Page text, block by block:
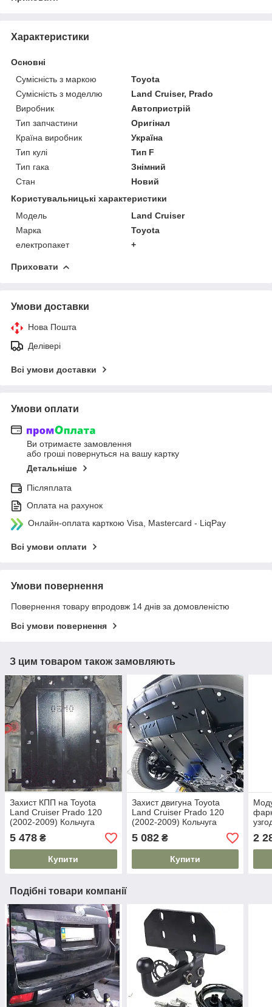
Характеристики
Основні
Сумісність з маркою
Toyota
Сумісність з моделлю
Land Cruiser, Prado
Виробник
Автопристрій
Тип запчастини
Оригінал
Країна виробник
Україна
Тип кулі
Тип F
Тип гака
Знімний
Стан
Новий
Користувальницькі характеристики
Модель
Land Cruiser
Марка
Toyota
електропакет
+
Приховати
Умови доставки
Нова Пошта
Делівері
Всі умови доставки
Умови оплати
Ви отримаєте замовлення
або гроші повернуться на вашу картку
Детальніше
Післяплата
Оплата на рахунок
Онлайн-оплата карткою Visa, Mastercard - LiqPay
Всі умови оплати
Умови повернення
Повернення товару впродовж 14 днів за домовленістю
Всі умови повернення
З цим товаром також замовляють
Захист КПП на Toyota
Land Cruiser Prado 120
(2002-2009) Кольчуга
5 478 ₴
Купити
Захист двигуна Toyota
Land Cruiser Prado 120
(2002-2009) Кольчуга
5 082₴
Купити
2
Подібні товари компанії